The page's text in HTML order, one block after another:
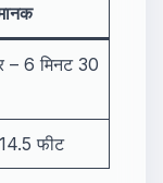
– 6 मिनट 30
फीट